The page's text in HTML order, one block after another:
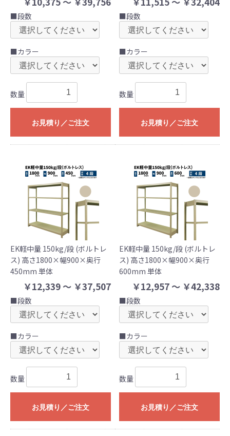
■段数
■カラー
数量
お見積り／ご注文
■段数
■カラー
数量
お見積り／ご注文
EK軽中量 150kg/段 (ボルトレ
ス) 高さ1800×幅900×奥行
450mm 単体
￥12,339 ～ ￥37,507
■段数
■カラー
数量
お見積り／ご注文
EK軽中量 150kg/段 (ボルトレ
ス) 高さ1800×幅900×奥行
600mm 単体
￥12,957 ～ ￥42,338
■段数
■カラー
数量
お見積り／ご注文